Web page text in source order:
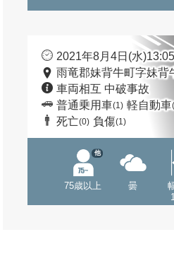
2021年8月4日(水)13:05
雨竜郡妹背牛町字妹背
車両相互 中破事故
普通乗用車(1) 軽自動車
死亡(0) 負傷(1)
75歳以上
他
曇